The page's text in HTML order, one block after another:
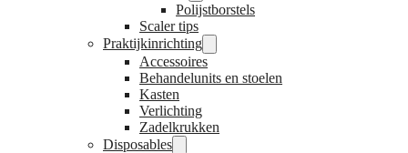
Polijstborstels
Scaler tips
Praktijkinrichting
Accessoires
Behandelunits en stoelen
Kasten
Verlichting
Zadelkrukken
Disposables